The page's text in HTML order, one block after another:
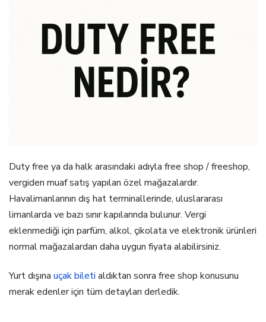
Duty free ya da halk arasındaki adıyla free shop / freeshop,
vergiden muaf satış yapılan özel mağazalardır.
Havalimanlarının dış hat terminallerinde, uluslararası
limanlarda ve bazı sınır kapılarında bulunur. Vergi
eklenmediği için parfüm, alkol, çikolata ve elektronik ürünleri
normal mağazalardan daha uygun fiyata alabilirsiniz.
Yurt dışına uçak bileti aldıktan sonra free shop konusunu
merak edenler için tüm detayları derledik.